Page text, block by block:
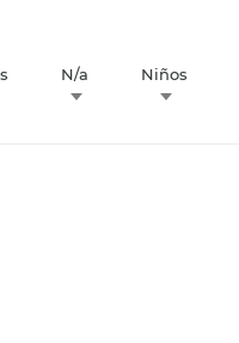
N/a Niños